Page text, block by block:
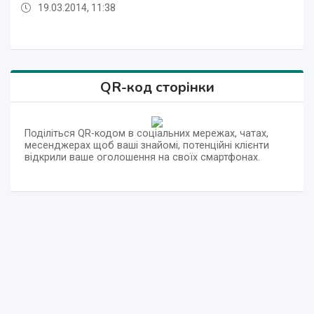
19.03.2014, 11:38
QR-код сторінки
Поділіться QR-кодом в соціальних мережах, чатах,
месенджерах щоб ваші знайомі, потенційні клієнти
відкрили ваше оголошення на своїх смартфонах.